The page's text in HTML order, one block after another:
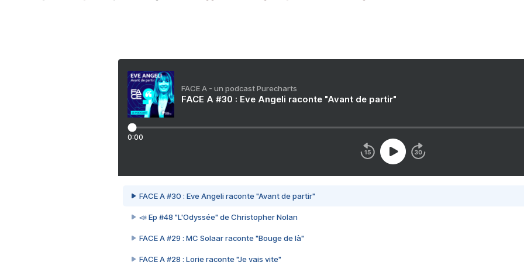
FACE A - un podcast Purecharts
FACE A #30 : Eve Angeli raconte "Avant de partir"
0:00
FACE A #30 : Eve Angeli raconte "Avant de partir"
📣 Ep #48 "L'Odyssée" de Christopher Nolan
FACE A #29 : MC Solaar raconte "Bouge de là"
FACE A #28 : Lorie raconte "Je vais vite"